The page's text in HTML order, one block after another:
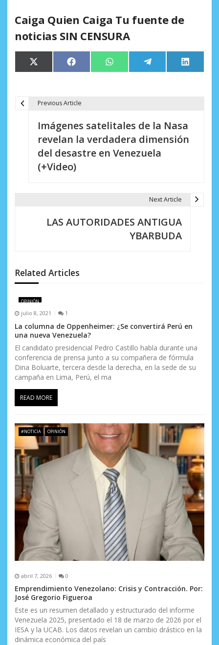
Caiga Quien Caiga Tu fuente de
noticias SIN CENSURA
Compartir
en
X
(Twitter)
Compartir
en
Facebook Compartir
en
WhatsApp Compartir
en
Telegram
en
LinkedIn
n
d
e
e
n
t
r
a
d
a
s
Previous Article
Imágenes satelitales de la Nasa
revelan la verdadera dimensión
del desastre en Venezuela
(+Video)
Next Article
LAS AUTORIDADES ANTIGUA
YBARBUDA
Related Articles
OPINIÓN
julio 8, 2021 1
La columna de Oppenheimer: ¿Se convertirá Perú en
una nueva Venezuela?
El candidato presidencial Pedro Castillo habla durante una
conferencia de prensa junto a su compañera de fórmula
Dina Boluarte, tercera desde la derecha, en la sede de su
campaña en Lima, Perú, el ma
READ MORE
#NOTICIA OPINIÓN
abril 7, 2026 0
Emprendimiento Venezolano: Crisis y Contracción. Por:
José Gregorio Figueroa
Este es un resumen detallado y estructurado del informe
Venezuela 2025, presentado el 18 de marzo de 2026 por el
IESA y la UCAB. Los datos revelan un cambio drástico en la
dinámica económica del país